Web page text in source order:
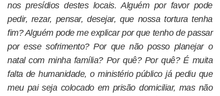
nos presídios destes locais. Alguém por favor pode
pedir, rezar, pensar, desejar, que nossa tortura tenha
fim? Alguém pode me explicar por que tenho de passar
por esse sofrimento? Por que não posso planejar o
natal com minha família? Por quê? Por quê? É muita
falta de humanidade, o ministério público já pediu que
meu pai seja colocado em prisão domiciliar, mas não